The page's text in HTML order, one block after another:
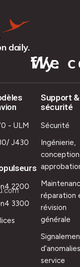
daily.
We can all fly.
- ULM
J430
2200
3300
Support &
sécurité
Sécurité
Ingénierie,
réparation
révision
générale
service